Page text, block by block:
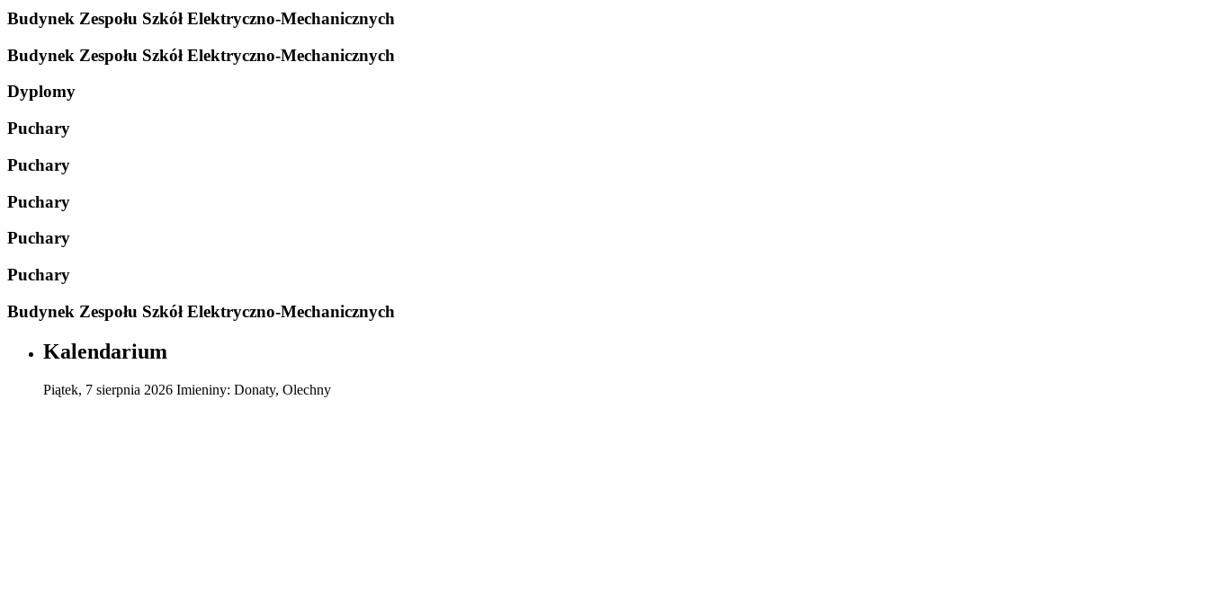
Budynek Zespołu Szkół Elektryczno-Mechanicznych
Budynek Zespołu Szkół Elektryczno-Mechanicznych
Dyplomy
Puchary
Puchary
Puchary
Puchary
Puchary
Budynek Zespołu Szkół Elektryczno-Mechanicznych
Kalendarium
Piątek, 7 sierpnia 2026 Imieniny: Donaty, Olechny